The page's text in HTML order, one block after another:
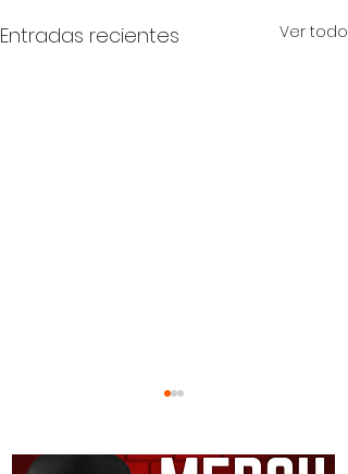
Entradas recientes Ver todo